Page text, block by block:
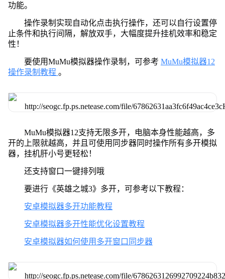
功能。
操作录制实现自动化点击执行操作，还可以自行设置停
止条件和执行间隔，解放双手，大幅度提升挂机效率和稳定
性！
要使用MuMu模拟器操作录制，可参考 MuMu模拟器12
操作录制教程 。
MuMu模拟器12支持无限多开，电脑本身性能越高，多
开的上限就越高，并且可使用同步器同时操作所有多开模拟
器，挂机肝小号更轻松！
还支持窗口一键排列哦
要进行《英雄之城3》多开，可参考以下教程：
安卓模拟器多开功能教程
安卓模拟器多开性能优化设置教程
安卓模拟器如何使用多开窗口同步器